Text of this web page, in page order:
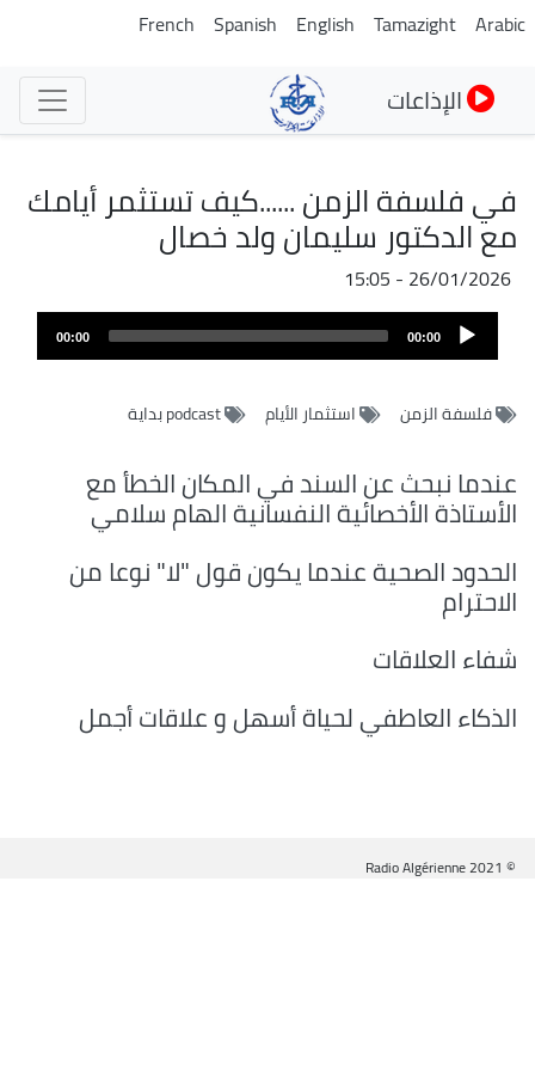
تجاوز
Arabic
Tamazight
English
Spanish
French
الإذاعات
في فلسفة الزمن ......كيف تستثمر أيامك
مع الدكتور سليمان ولد خصال
26/01/2026 - 15:05
ملف
الصوت
Audio
Player
00:00
00:00
فلسفة الزمن استثمار الأيام podcast بداية
عندما نبحث عن السند في المكان الخطأ مع
الأستاذة الأخصائية النفسانية الهام سلامي
الحدود الصحية عندما يكون قول "لا" نوعا من
الاحترام
شفاء العلاقات
الذكاء العاطفي لحياة أسهل و علاقات أجمل
© Radio Algérienne 2021